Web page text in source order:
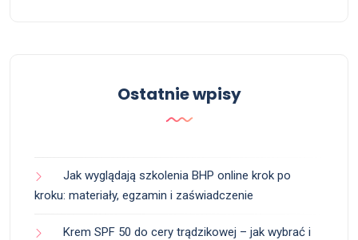
Ostatnie wpisy
Jak wyglądają szkolenia BHP online krok po
kroku: materiały, egzamin i zaświadczenie
Krem SPF 50 do cery trądzikowej – jak wybrać i